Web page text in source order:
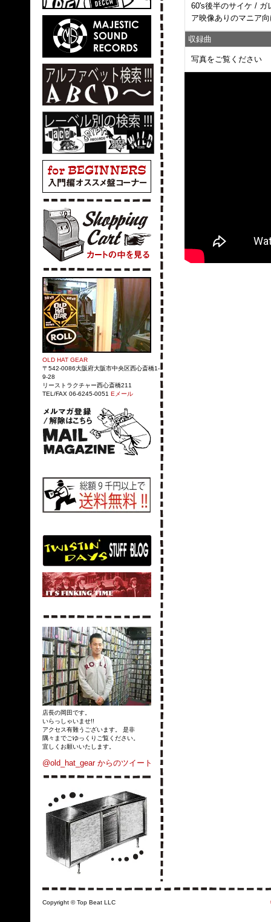
OLD HAT GEAR
〒542-0086大阪府大阪市中央区西心斎橋1-
9-28
リーストラクチャー西心斎橋211
TEL/FAX 06-6245-0051 Eメール
店長の岡田です。
いらっしゃいませ!!
アクセス有難うございます。 是非
隅々までごゆっくりご覧ください。
宜しくお願いいたします。
@old_hat_gear からのツイート
60's後半のサイケ / ガ
ア映像ありのマニア
収録曲
写真をご覧ください
Copyright © Top Beat LLC